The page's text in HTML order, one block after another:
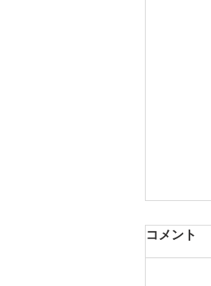
コメント